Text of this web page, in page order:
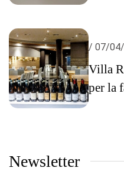
/ 07/
Villa
per la
Newsletter